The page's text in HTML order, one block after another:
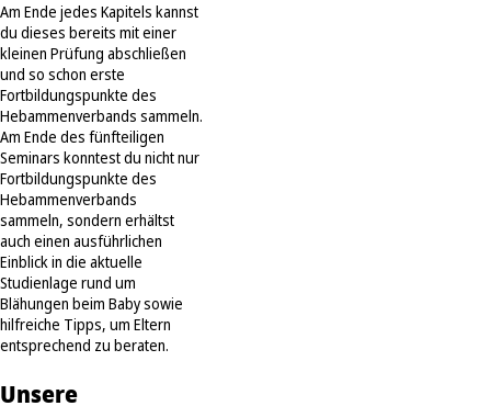
Am Ende jedes Kapitels kannst
du dieses bereits mit einer
kleinen Prüfung abschließen
und so schon erste
Fortbildungspunkte des
Hebammenverbands sammeln.
Am Ende des fünfteiligen
Seminars konntest du nicht nur
Fortbildungspunkte des
Hebammenverbands
sammeln, sondern erhältst
auch einen ausführlichen
Einblick in die aktuelle
Studienlage rund um
Blähungen beim Baby sowie
hilfreiche Tipps, um Eltern
entsprechend zu beraten.
Unsere